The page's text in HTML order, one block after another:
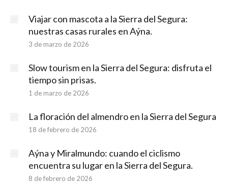
Viajar con mascota a la Sierra del Segura:
nuestras casas rurales en Aýna.
3 de marzo de 2026
Slow tourism en la Sierra del Segura: disfruta el
tiempo sin prisas.
1 de marzo de 2026
La floración del almendro en la Sierra del Segura
18 de febrero de 2026
Aýna y Miralmundo: cuando el ciclismo
encuentra su lugar en la Sierra del Segura.
8 de febrero de 2026